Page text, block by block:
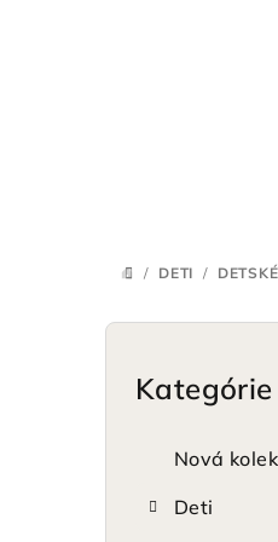
DOMOV
/ DETI /
B
Preskočiť
kategórie
Kategórie
Nová
Deti